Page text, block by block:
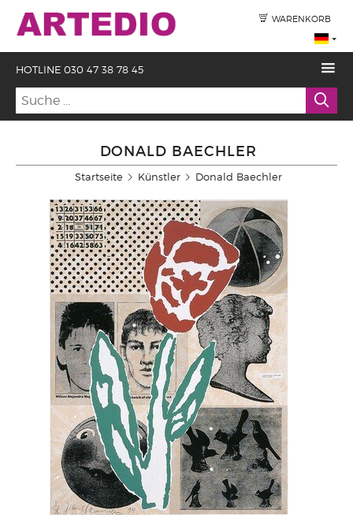
WARENKORB
HOTLINE 030 47 38 78 45
DONALD BAECHLER
Startseite Künstler Donald Baechler